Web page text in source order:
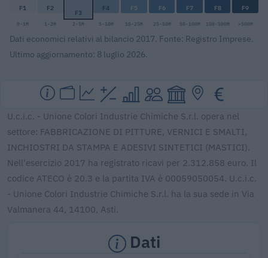
F1 F2 F3 F4 F5 F6 F7 F8 F9
0-1M 1-2M 2-5M 5-10M 10-25M 25-50M 50-100M 100-500M >500M
Dati economici relativi al bilancio 2017. Fonte: Registro Imprese.
Ultimo aggiornamento: 8 luglio 2026.
U.c.i.c. - Unione Colori Industrie Chimiche S.r.l. opera nel
settore: FABBRICAZIONE DI PITTURE, VERNICI E SMALTI,
INCHIOSTRI DA STAMPA E ADESIVI SINTETICI (MASTICI).
Nell'esercizio 2017 ha registrato ricavi per 2.312.858 euro. Il
codice ATECO è 20.3 e la partita IVA è 00059050054. U.c.i.c.
- Unione Colori Industrie Chimiche S.r.l. ha la sua sede in Via
Valmanera 44, 14100, Asti.
Dati